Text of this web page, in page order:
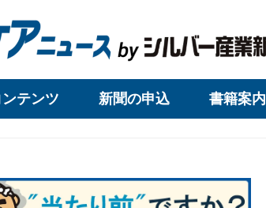
テンツ 新聞の申込 書籍案内